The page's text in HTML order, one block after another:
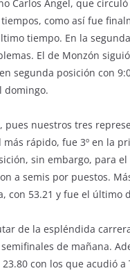
Carlos Ángel, que
como así fue
tiempo. En la
El de Monzón
segunda posición con
domingo.
pues nuestros tres
rápido, fue 3º en la
sin embargo, para el
a semis por puestos.
con 53.21 y fue el último
de la espléndida
de mañana.
con los que acudió